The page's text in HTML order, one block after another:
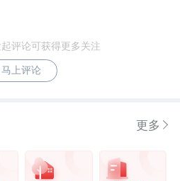
评论可获得更多关注
马上评论
更多